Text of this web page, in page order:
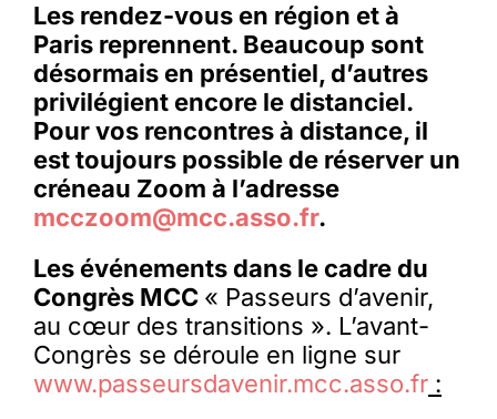
Nous soutenir
La revue Responsables
Les rendez-vous en région et à
Paris reprennent. Beaucoup sont
désormais en présentiel, d’autres
privilégient encore le distanciel.
Pour vos rencontres à distance, il
est toujours possible de réserver un
créneau Zoom à l’adresse
mcczoom@mcc.asso.fr.
Les événements dans le cadre du
Congrès MCC « Passeurs d’avenir,
au cœur des transitions ». L’avant-
Congrès se déroule en ligne sur
www.passeursdavenir.mcc.asso.fr: